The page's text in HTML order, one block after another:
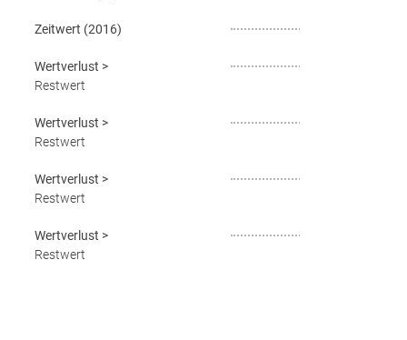
Zeitwert (2016)
Wertverlust >
Restwert
Wertverlust >
Restwert
Wertverlust >
Restwert
Wertverlust >
Restwert